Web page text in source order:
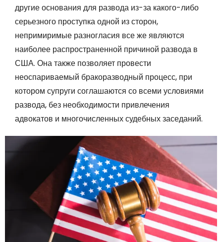
другие основания для развода из-за какого-либо
серьезного проступка одной из сторон,
непримиримые разногласия все же являются
наиболее распространенной причиной развода в
США. Она также позволяет провести
неоспариваемый бракоразводный процесс, при
котором супруги соглашаются со всеми условиями
развода, без необходимости привлечения
адвокатов и многочисленных судебных заседаний.